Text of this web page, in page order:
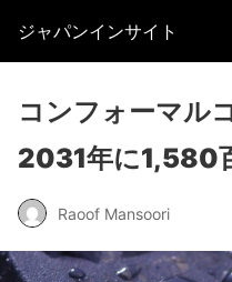
ジャパンインサイト
コンフォーマル
2031年に1,580
Raoof Mansoori